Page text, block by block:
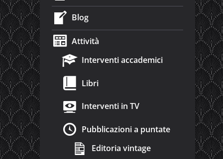
Blog
Attività
Interventi accademici
Libri
Interventi in TV
Pubblicazioni a puntate
Editoria vintage